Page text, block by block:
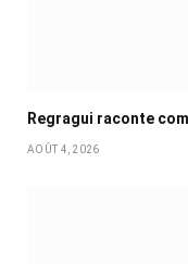
Regragui raconte
AOÛT 4, 2026